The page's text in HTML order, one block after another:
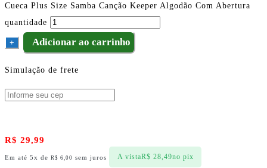
Cueca Plus Size Samba Canção Keeper Algodão Com Abertura
quantidade
+ Adicionar ao carrinho
Simulação de frete
R$ 29,99
Em até 5x de R$ 6,00 sem juros A vistaR$ 28,49no pix